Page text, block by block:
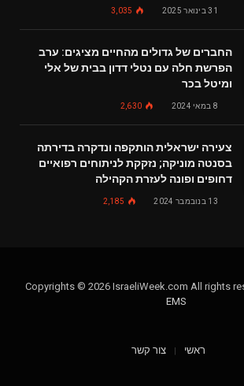
31 בינואר 2025 3,035
החברים של גדולים מהחיים מציגים: ערב
הפרשת חלה עם נטלי דדון בבית של אלי
ומיטל בכר
8 במאי 2024 2,630
צעירה ישראלית הותקפה ונדקרה בדירתה
בסנטה מוניקה; נזקקת לניתוחים רפואיים
דחופים ופונה לעזרת הקהילה
13 בנובמבר 2024 2,185
Copyrights © 2026 IsraeliWeek.com All rights
EMS
ראשי צור קשר